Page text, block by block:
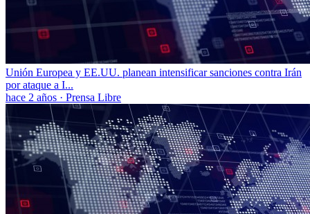
Unión Europea y EE.UU. planean intensificar sanciones contra Irán
por ataque a I...
hace 2 años · Prensa Libre